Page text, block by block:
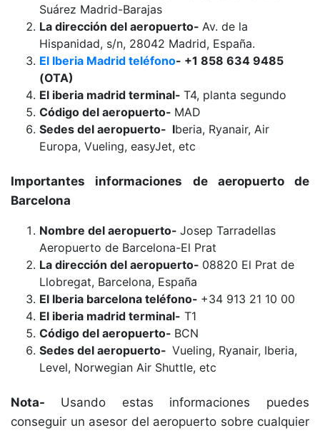
Suárez Madrid-Barajas
La dirección del aeropuerto- Av. de la
Hispanidad, s/n, 28042 Madrid, España.
El Iberia Madrid teléfono- +1 858 634 9485
(OTA)
El iberia madrid terminal- T4, planta segundo
Código del aeropuerto- MAD
Sedes del aeropuerto- Iberia, Ryanair, Air
Europa, Vueling, easyJet, etc
Importantes informaciones de aeropuerto de
Barcelona
Nombre del aeropuerto- Josep Tarradellas
Aeropuerto de Barcelona-El Prat
La dirección del aeropuerto- 08820 El Prat de
Llobregat, Barcelona, España
El Iberia barcelona teléfono- +34 913 21 10 00
El iberia madrid terminal- T1
Código del aeropuerto- BCN
Sedes del aeropuerto- Vueling, Ryanair, Iberia,
Level, Norwegian Air Shuttle, etc
Nota- Usando estas informaciones puedes
conseguir un asesor del aeropuerto sobre cualquier